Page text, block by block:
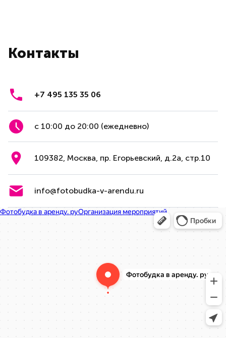
Контакты
+7 495 135 35 06
с 10:00 до 20:00 (ежедневно)
109382, Москва, пр. Егорьевский, д.2а, стр.10
info@fotobudka-v-arendu.ru